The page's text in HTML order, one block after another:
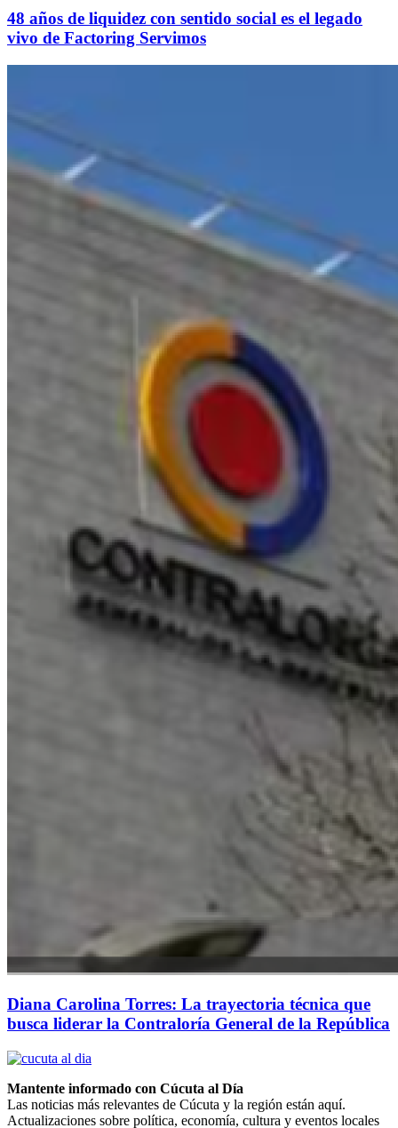
48 años de liquidez con sentido social es el legado
vivo de Factoring Servimos
Diana Carolina Torres: La trayectoria técnica que
busca liderar la Contraloría General de la República
Mantente informado con Cúcuta al Día
Las noticias más relevantes de Cúcuta y la región están aquí.
Actualizaciones sobre política, economía, cultura y eventos locales